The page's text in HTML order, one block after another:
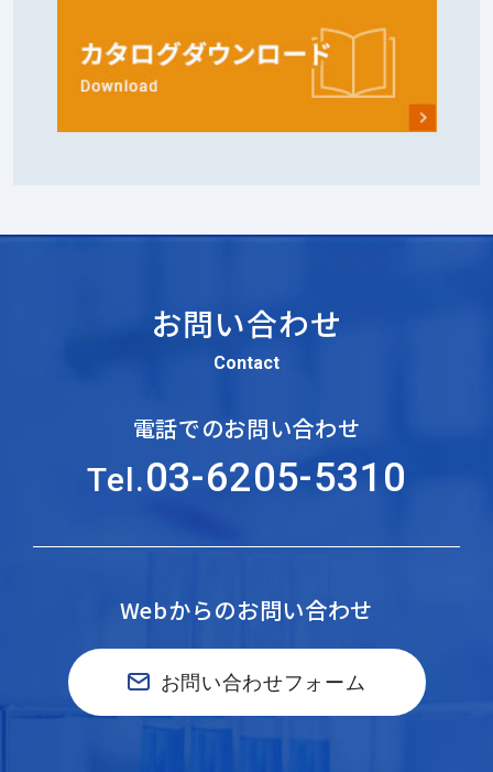
お問い合わせ
Contact
電話でのお問い合わせ
Tel.03-6205-5310
Webからのお問い合わせ
お問い合わせフォーム